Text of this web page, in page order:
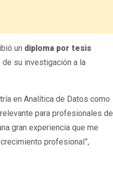
un diploma por tesis
su investigación a la
en Analítica de Datos como
para profesionales de
gran experiencia que me
profesional”,